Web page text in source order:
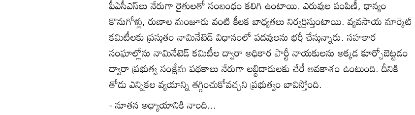
పీఏసీఎస్‌లు నేరుగా రైతులతో సంబంధం కలిగి ఉంటాయి. ఎరువుల పంపిణీ, ధాన్యం
కొనుగోళ్లు, రుణాల మంజూరు వంటి కీలక బాధ్యతలు నిర్వర్తిస్తుంటాయి. వ్యవసాయ మార్కెట్‌
కమిటీలకు ప్రస్తుతం నామినేటెడ్‌ విధానంలో పదవులను భర్తీ చేస్తున్నారు. సహకార
సంఘాల్లోను నామినేటెడ్‌ కమిటీల ద్వారా అధికార పార్టీ నాయకులను అక్కడ కూర్చోబెట్టడం
ద్వారా ప్రభుత్వ సంక్షేమ పథకాలు నేరుగా లబ్ధిదారులకు చేరే అవకాశం ఉంటుంది. దీనికి
తోడు ఎన్నికల వ్యయాన్ని తగ్గించుకోవచ్చని ప్రభుత్వం బావిస్తోంది.
- నూతన అధ్యాయానికి నాంది...